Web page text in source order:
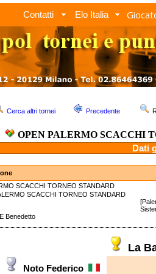
Contatti Elo Italia
Cerca altri tornei Precedente
OPEN PALERMO SCACCHI
Dati
SCACCHI TORNEO STANDARD
SCACCHI TORNEO STANDARD
Benedetto
La
Noto Federico